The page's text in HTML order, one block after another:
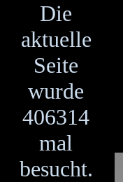
Die
aktuelle
Seite
wurde
406314
mal
besucht.